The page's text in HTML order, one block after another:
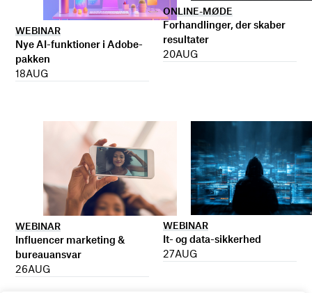
WEBINAR
Nye AI-funktioner i Adobe-
pakken
18AUG
ONLINE-MØDE
Forhandlinger, der skaber
resultater
20AUG
WEBINAR
Influencer marketing &
bureauansvar
26AUG
WEBINAR
It- og data-sikkerhed
27AUG